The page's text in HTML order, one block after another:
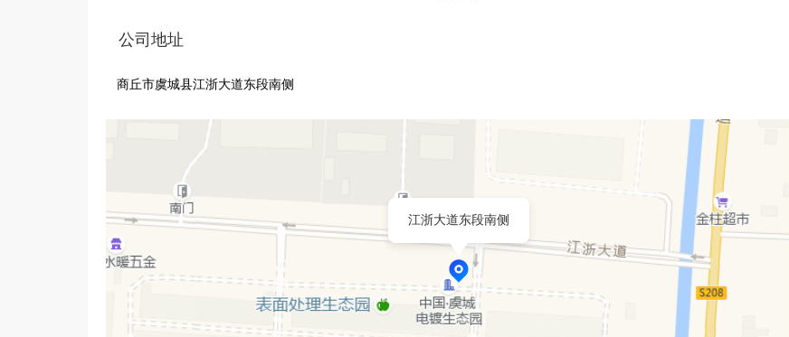
在团队建设方面，我们汇聚了一批专业素质高、责任心强的员工，他们不断学习和创新，为公司的发展注入动力。未来，
商丘兴驰表面处理有限公司将继续秉承专业、创新、服务的理念，不断提升自身实力，为虞城及周边地区的企业提供更优
质的表面处理服务，助力行业发展。
公司地址
商丘市虞城县江浙大道东段南侧
江浙大道东段南侧